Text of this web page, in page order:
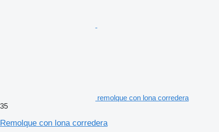
remolque con lona corredera
35
Remolque con lona corredera